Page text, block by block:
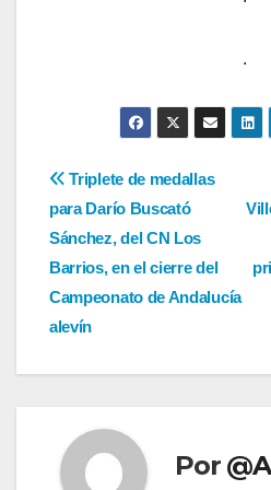
.
Navegación
de
entradas
Triplete de medallas
para Darío Buscató
Sánchez, del CN Los
Barrios, en el cierre del
Campeonato de Andalucía
alevín
Por